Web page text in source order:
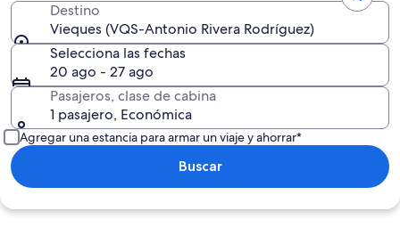
Destino
Vieques (VQS-Antonio Rivera Rodríguez)
Selecciona las fechas
20 ago - 27 ago
Pasajeros, clase de cabina
1 pasajero, Económica
Agregar una estancia para armar un viaje y ahorrar*
Buscar